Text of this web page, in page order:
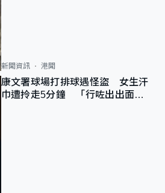
新聞資訊 港聞
康文署球場打排球遇怪盜 女生汗
巾遭拎走5分鐘 「行咗出出面唔